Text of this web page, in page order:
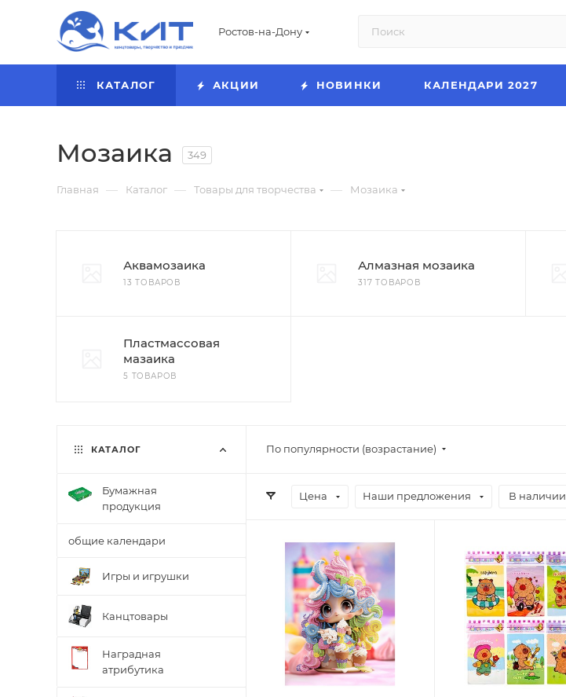
Ростов-на-Дону
КАТАЛОГ АКЦИИ НОВИНКИ КАЛЕНДАРИ 2027
Мозаика 349
Главная — Каталог — Товары для творчества — Мозаика
Аквамозаика
13 ТОВАРОВ
Алмазная мозаика
317 ТОВАРОВ
Пластмассовая
мазаика
5 ТОВАРОВ
По популярности (возрастание)
Цена Наши предложения В наличии
КАТАЛОГ
Бумажная
продукция
общие календари
Игры и игрушки
Канцтовары
Наградная
атрибутика